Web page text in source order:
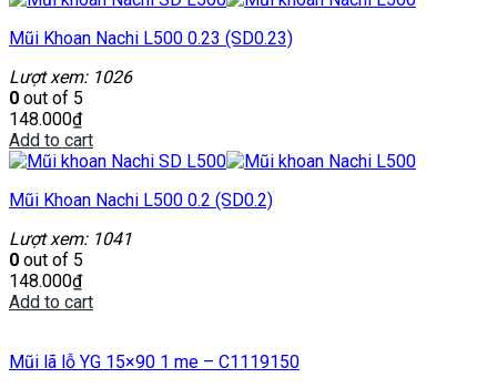
Mũi Khoan Nachi L500 0.23 (SD0.23)
Lượt xem: 1026
0 out of 5
148.000₫
Add to cart
Mũi Khoan Nachi L500 0.2 (SD0.2)
Lượt xem: 1041
0 out of 5
148.000₫
Add to cart
Mũi lã lỗ YG 15×90 1 me – C1119150